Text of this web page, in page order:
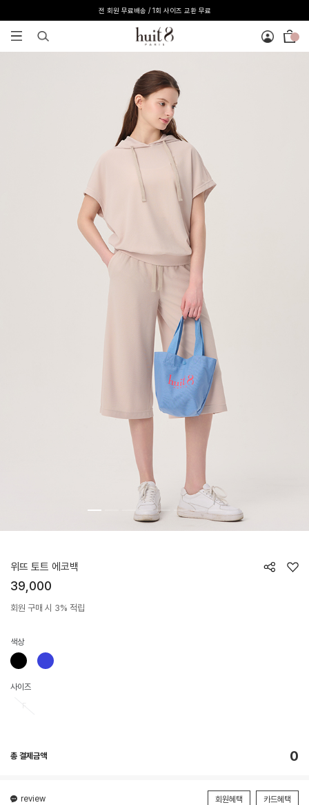
전 회원 무료배송 / 1회 사이즈 교환 무료
위뜨 토트 에코백
39,000
회원 구매 시 3% 적립
색상
사이즈
총 결제금액 0
review 회원혜택 카드혜택